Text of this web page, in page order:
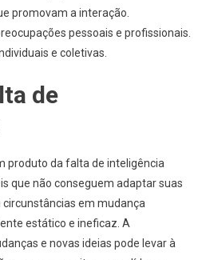
promovam a interação.
pessoais e profissionais.
e coletivas.
de
produto da falta de inteligência
que não conseguem adaptar suas
em mudança
estático e ineficaz. A
e novas ideias pode levar à